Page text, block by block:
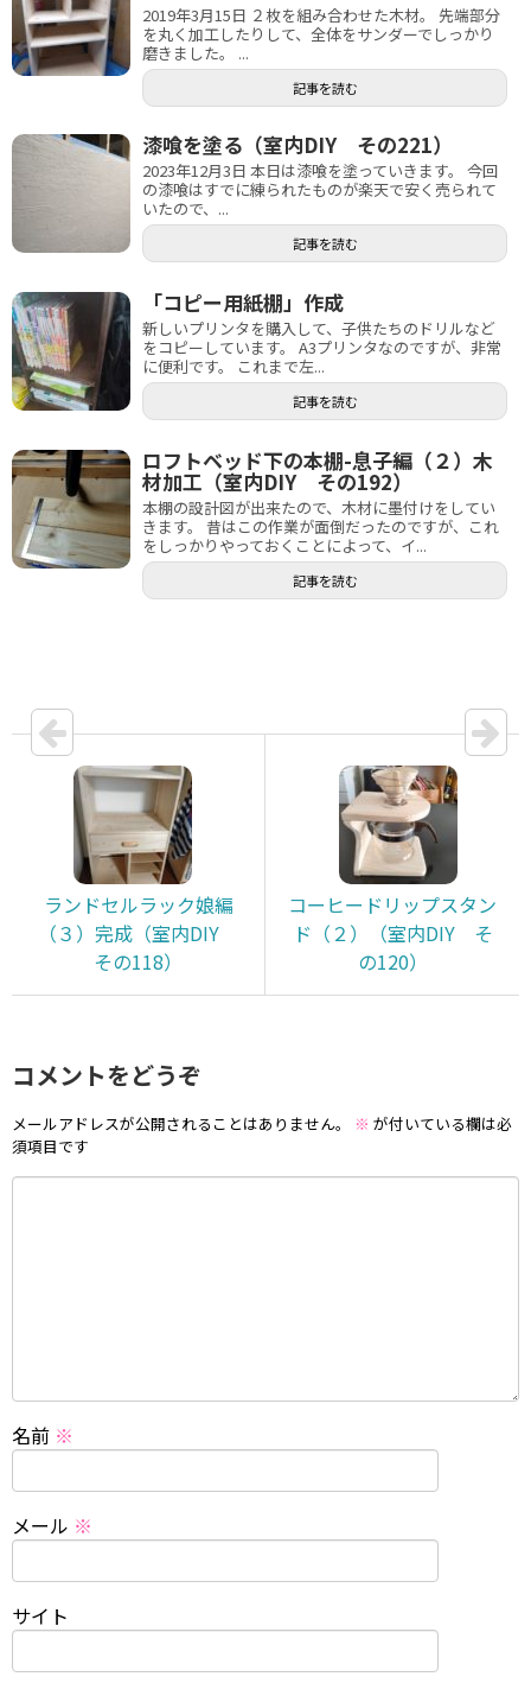
2019年3月15日 ２枚を組み合わせた木材。 先端部分
を丸く加工したりして、全体をサンダーでしっかり
磨きました。 ...
記事を読む
漆喰を塗る（室内DIY その221）
2023年12月3日 本日は漆喰を塗っていきます。 今回
の漆喰はすでに練られたものが楽天で安く売られて
いたので、...
記事を読む
「コピー用紙棚」作成
新しいプリンタを購入して、子供たちのドリルなど
をコピーしています。 A3プリンタなのですが、非常
に便利です。 これまで左...
記事を読む
ロフトベッド下の本棚-息子編（２）木
材加工（室内DIY その192）
本棚の設計図が出来たので、木材に墨付けをしてい
きます。 昔はこの作業が面倒だったのですが、これ
をしっかりやっておくことによって、イ...
記事を読む
ランドセルラック娘編
（３）完成（室内DIY
その118）
コーヒードリップスタン
ド（２）（室内DIY そ
の120）
コメントをどうぞ
メールアドレスが公開されることはありません。 ※ が付いている欄は必
須項目です
名前 ※
メール ※
サイト